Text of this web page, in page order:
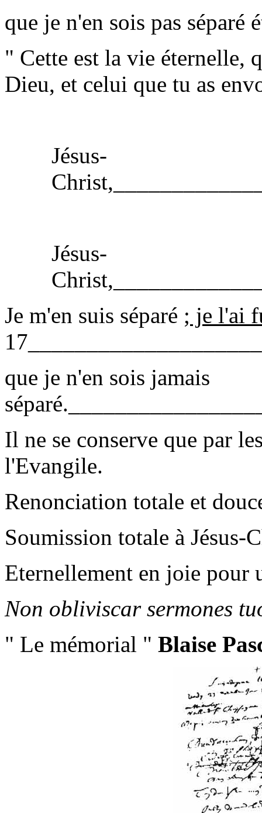
que je n'en sois pas séparé
" Cette est la vie éternelle,
Dieu, et celui que tu as
Jésus-
Jésus-
Je m'en suis séparé ; je l'ai
que je n'en sois jamais
Il ne se conserve que par
l'Evangile.
Renonciation totale et
Soumission totale à Jésus-
Eternellement en joie pour
Non obliviscar sermones
" Le mémorial " Blaise